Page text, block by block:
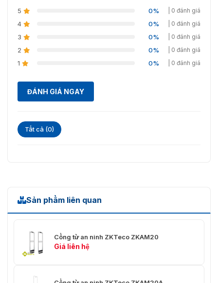
5 0% | 0 đánh giá
4 0% | 0 đánh giá
3 0% | 0 đánh giá
2 0% | 0 đánh giá
1 0% | 0 đánh giá
ĐÁNH GIÁ NGAY
Tất cả (0)
Sản phẩm liên quan
Cổng từ an ninh ZKTeco ZKAM20
Giá liên hệ